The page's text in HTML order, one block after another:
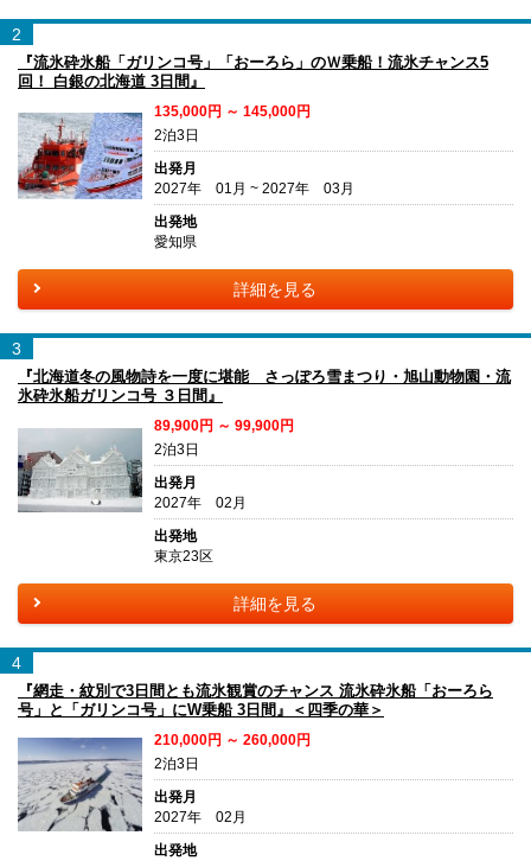
2
『流氷砕氷船「ガリンコ号」「おーろら」のＷ乗船！流氷チャンス5
回！ 白銀の北海道 3日間』
135,000円 ～ 145,000円
2泊3日
出発月
2027年 01月 ~ 2027年 03月
出発地
愛知県
詳細を見る
3
『北海道冬の風物詩を一度に堪能 さっぽろ雪まつり・旭山動物園・流
氷砕氷船ガリンコ号 ３日間』
89,900円 ～ 99,900円
2泊3日
出発月
2027年 02月
出発地
東京23区
詳細を見る
4
『網走・紋別で3日間とも流氷観賞のチャンス 流氷砕氷船「おーろら
号」と「ガリンコ号」にW乗船 3日間』＜四季の華＞
210,000円 ～ 260,000円
2泊3日
出発月
2027年 02月
出発地